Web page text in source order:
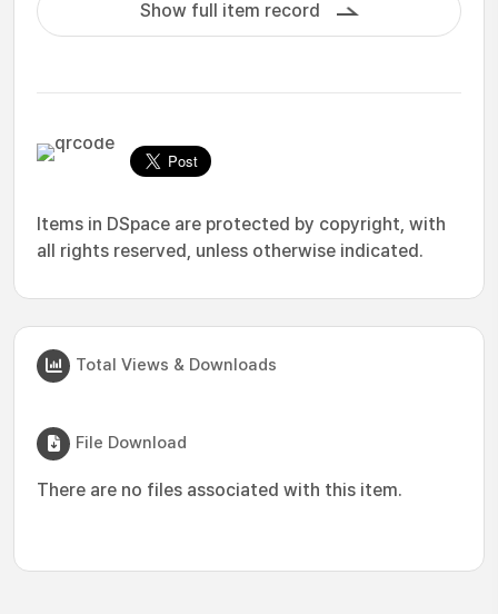
Show full item record
Items in DSpace are protected by copyright, with
all rights reserved, unless otherwise indicated.
Total Views & Downloads
File Download
There are no files associated with this item.